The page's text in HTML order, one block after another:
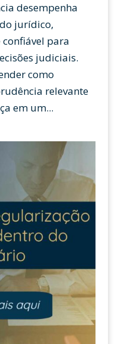
desempenha
jurídico,
para
judiciais.
como
relevante
em um...